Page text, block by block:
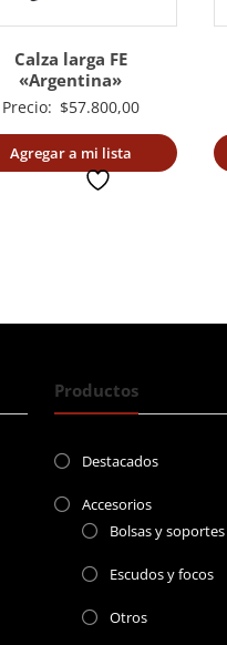
Calza larga FE
«Argentina»
Precio: $57.800,00
Agregar a mi lista
Productos
Destacados
Accesorios
Bolsas y soportes
Escudos y focos
Otros